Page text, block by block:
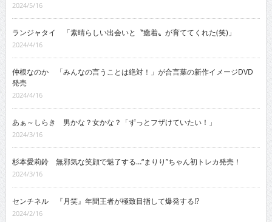
2024/5/16
ランジャタイ 「素晴らしい出会いと〝癒着〟が育ててくれた(笑)」
2024/4/16
仲根なのか 「みんなの言うことは絶対！」が合言葉の新作イメージDVD
発売
2024/4/16
あぁ～しらき 男かな？女かな？「ずっとフザけていたい！」
2024/3/16
杉本愛莉鈴 無邪気な笑顔で魅了する…“まりり”ちゃん初トレカ発売！
2024/3/16
センチネル 『月笑』年間王者が極致目指して爆発する!?
2024/2/16